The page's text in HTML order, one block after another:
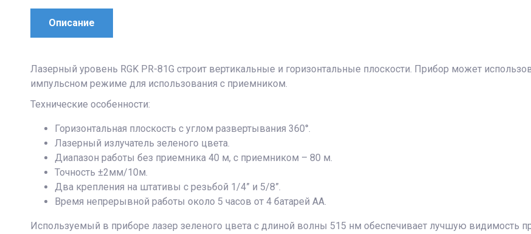
Описание
Лазерный уровень RGK PR-81G строит вертикальные и горизонтальные плоскости. Прибор может
импульсном режиме для использования с приемником.
Технические особенности:
Горизонтальная плоскость с углом развертывания 360°.
Лазерный излучатель зеленого цвета.
Диапазон работы без приемника 40 м, с приемником – 80 м.
Точность ±2мм/10м.
Два крепления на штативы с резьбой 1/4” и 5/8”.
Время непрерывной работы около 5 часов от 4 батарей АА.
Используемый в приборе лазер зеленого цвета с длиной волны 515 нм обеспечивает лучшую видимость